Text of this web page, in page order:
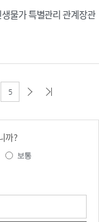
물가 특별관리 관계장관
5
까?
보통